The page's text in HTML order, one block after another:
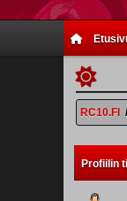
RC10.FI /
Profiilin